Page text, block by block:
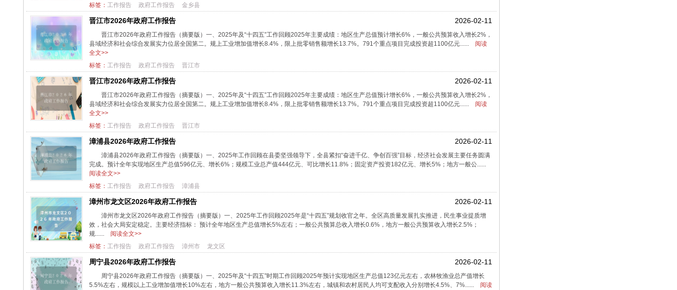
标签： 工作报告 政府工作报告 金乡县
2026-02-11
晋江市2026年政府工作报告
晋江市2026年政府工作报告（摘要版）一、2025年及“十四五”工作回顾2025年主要成绩：地区生产总值预计增长6%，一般公共预算收入增长2%，
县域经济和社会综合发展实力位居全国第二。规上工业增加值增长8.4%，限上批零销售额增长13.7%。791个重点项目完成投资超1100亿元......
阅读
全文>>
标签： 工作报告 政府工作报告 晋江市
2026-02-11
晋江市2026年政府工作报告
晋江市2026年政府工作报告（摘要版）一、2025年及“十四五”工作回顾2025年主要成绩：地区生产总值预计增长6%，一般公共预算收入增长2%，
县域经济和社会综合发展实力位居全国第二。规上工业增加值增长8.4%，限上批零销售额增长13.7%。791个重点项目完成投资超1100亿元......
阅读
全文>>
标签： 工作报告 政府工作报告 晋江市
2026-02-11
漳浦县2026年政府工作报告
漳浦县2026年政府工作报告（摘要版）一、2025年工作回顾在县委坚强领导下，全县紧扣“奋进千亿、争创百强”目标，经济社会发展主要任务圆满
完成。预计全年实现地区生产总值596亿元、增长6%；规模工业总产值444亿元、可比增长11.8%；固定资产投资182亿元、增长5%；地方一般公......
阅读全文>>
标签： 工作报告 政府工作报告 漳浦县
2026-02-11
漳州市龙文区2026年政府工作报告
漳州市龙文区2026年政府工作报告（摘要版）一、2025年工作回顾2025年是“十四五”规划收官之年。全区高质量发展扎实推进，民生事业提质增
效，社会大局安定稳定。主要经济指标： 预计全年地区生产总值增长5%左右；一般公共预算总收入增长0.6%，地方一般公共预算收入增长2.5%；
规......
阅读全文>>
标签： 工作报告 政府工作报告 漳州市 龙文区
2026-02-11
周宁县2026年政府工作报告
周宁县2026年政府工作报告（摘要版）一、2025年及“十四五”时期工作回顾2025年预计实现地区生产总值123亿元左右，农林牧渔业总产值增长
5.5%左右，规模以上工业增加值增长10%左右，地方一般公共预算收入增长11.3%左右，城镇和农村居民人均可支配收入分别增长4.5%、7%......
阅读